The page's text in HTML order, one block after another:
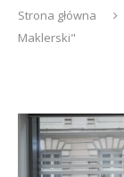
Strona główna
Maklerski"